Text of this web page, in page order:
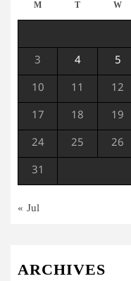
M T W
3 4 5
10 11 12
17 18 19
24 25 26
31
« Jul
ARCHIVES